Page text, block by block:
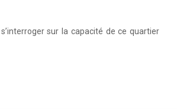
sur la capacité de ce quartier